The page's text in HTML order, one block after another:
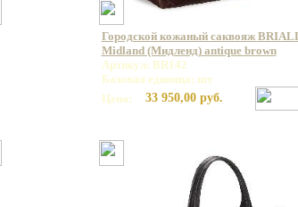
Городской кожаный саквояж
Midland (Мидленд) antique brown
Артикул: BR142
Базовая единица: шт
Цена:
33 950,00 руб.